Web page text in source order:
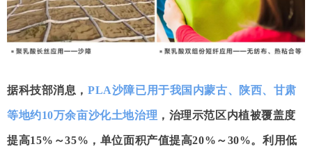
据科技部消息，PLA沙障已用于我国内蒙古、陕西、甘肃
等地约10万余亩沙化土地治理 ，治理示范区内植被覆盖度
提高15%～35%，单位面积产值提高20%～30%。利用低